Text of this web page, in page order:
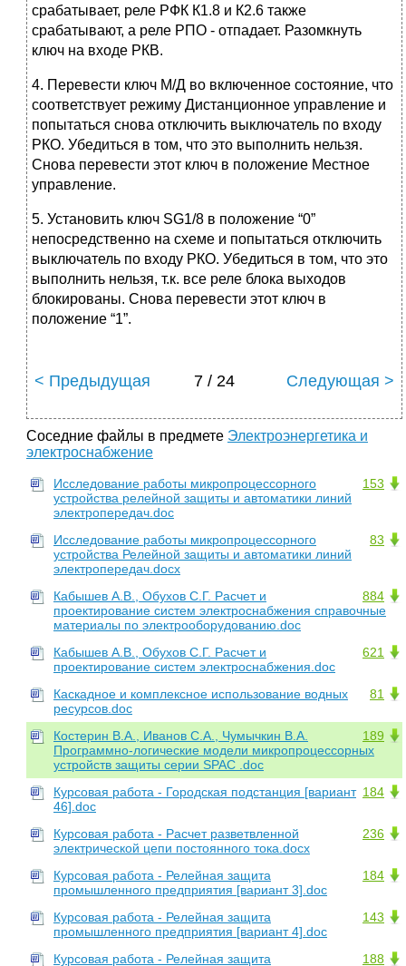
срабатывает, реле РФК К1.8 и К2.6 также
срабатывают, а реле РПО - отпадает. Разомкнуть
ключ на входе РКВ.
4. Перевести ключ М/Д во включенное состояние, что
соответствует режиму Дистанционное управление и
попытаться снова отключить выключатель по входу
РКО. Убедиться в том, что это выполнить нельзя.
Снова перевести этот ключ в положение Местное
управление.
5. Установить ключ SG1/8 в положение “0”
непосредственно на схеме и попытаться отключить
выключатель по входу РКО. Убедиться в том, что это
выполнить нельзя, т.к. все реле блока выходов
блокированы. Снова перевести этот ключ в
положение “1”.
< Предыдущая 7 / 24 Следующая >
Соседние файлы в предмете Электроэнергетика и
электроснабжение
153
Исследование работы микропроцессорного
устройства релейной защиты и автоматики линий
электропередач.doc
83
Исследование работы микропроцессорного
устройства Релейной защиты и автоматики линий
электропередач.docx
884
Кабышев А.В., Обухов С.Г. Расчет и
проектирование систем электроснабжения справочные
материалы по электрооборудованию.doc
621
Кабышев А.В., Обухов С.Г. Расчет и
проектирование систем электроснабжения.doc
81
Каскадное и комплексное использование водных
ресурсов.doc
189
Костерин В.А., Иванов С.А., Чумычкин В.А.
Программно-логические модели микропроцессорных
устройств защиты серии SPAC .doc
184
Курсовая работа - Городская подстанция [вариант
46].doc
236
Курсовая работа - Расчет разветвленной
электрической цепи постоянного тока.docx
184
Курсовая работа - Релейная защита
промышленного предприятия [вариант 3].doc
143
Курсовая работа - Релейная защита
промышленного предприятия [вариант 4].doc
188
Курсовая работа - Релейная защита